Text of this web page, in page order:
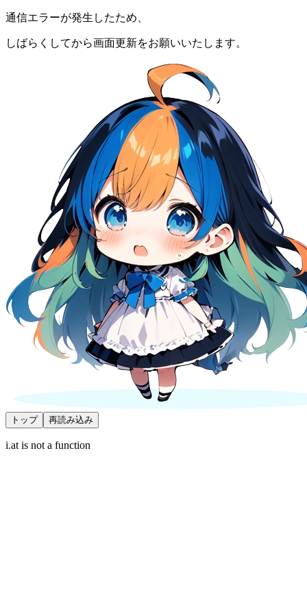
通信エラーが発生したため、
しばらくしてから画面更新をお願いいたします。
トップ 再読み込み
i.at is not a function